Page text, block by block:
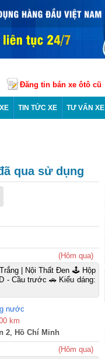
Đăng tin bán xe ôtô cũ
TIN TỨC XE TƯ VẤN XE
qua sử dụng
(Hôm qua)
| Nội Thất Đen 🕹️ Hộp
- Cầu trước 🚗 Kiểu dáng:
nước
km
2, Hồ Chí Minh
(Hôm qua)